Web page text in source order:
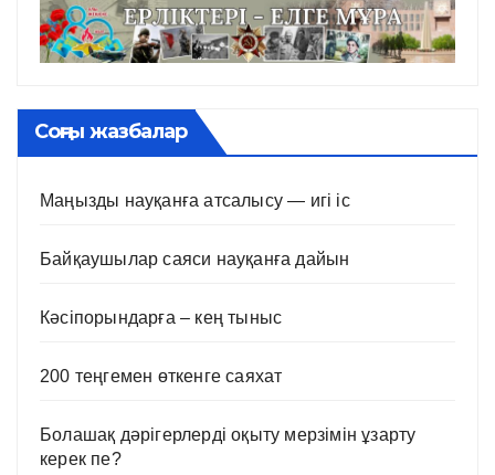
Соңғы жазбалар
Маңызды науқанға атсалысу — игі іс
Байқаушылар саяси науқанға дайын
Кәсіпорындарға – кең тыныс
200 теңгемен өткенге саяхат
Болашақ дәрігерлерді оқыту мерзімін ұзарту
керек пе?